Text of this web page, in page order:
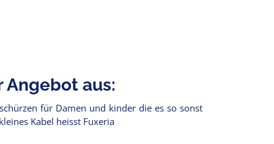
Angebot aus:
für Damen und kinder die es so sonst
Kabel heisst Fuxeria